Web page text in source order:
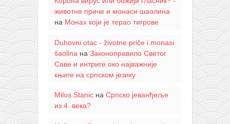
животне приче и монаси шаолина
на Монах који је терао тигрове
Duhovni otac - životne priče i monasi
šaolina на Законоправило Светог
Саве и интриге око најважније
књиге на српском језику
Milos Stanicна Српско јеванђеље
из 4. века?